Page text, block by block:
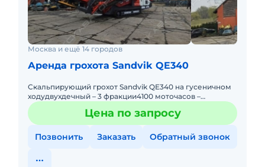
Москва и ещё 14 городов
Аренда грохота Sandvik QE340
Скальпирующий грохот Sandvik QE340 на гусеничном
ходудвухдечный – 3 фракции4100 моточасов –
РЕАЛЬНЫЕ ЧАСЫ!Год выпуска: 2011Верхний дек:
4800x1420 мм
Цена по запросу
Позвонить Заказать Обратный звонок